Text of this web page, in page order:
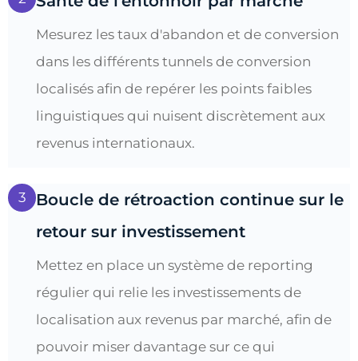
Mesurez les taux d'abandon et de conversion
dans les différents tunnels de conversion
localisés afin de repérer les points faibles
linguistiques qui nuisent discrètement aux
revenus internationaux.
3
Boucle de rétroaction continue sur le
retour sur investissement
Mettez en place un système de reporting
régulier qui relie les investissements de
localisation aux revenus par marché, afin de
pouvoir miser davantage sur ce qui